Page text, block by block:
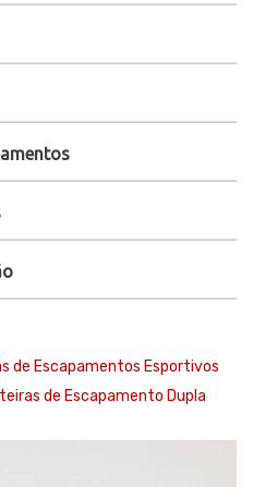
de Escapamentos Esportivos
de Escapamento Dupla